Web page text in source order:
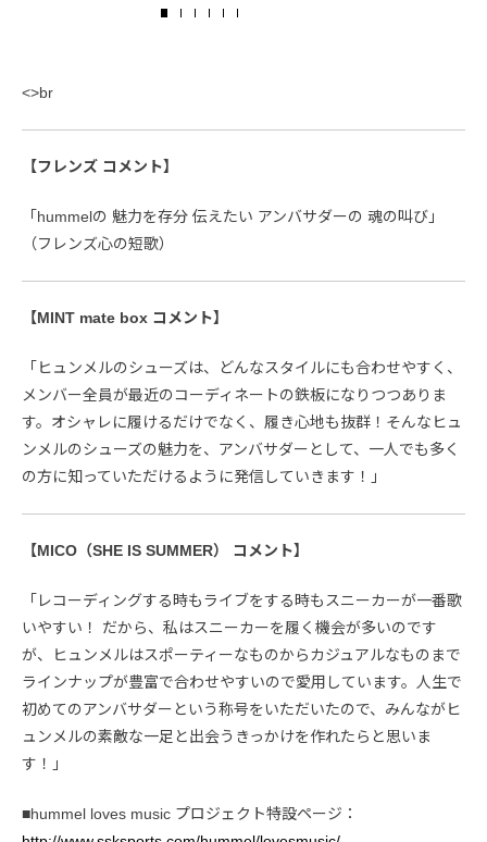
<>br
【フレンズ コメント】
「hummelの 魅力を存分 伝えたい アンバサダーの 魂の叫び」
（フレンズ心の短歌）
【MINT mate box コメント】
「ヒュンメルのシューズは、どんなスタイルにも合わせやすく、
メンバー全員が最近のコーディネートの鉄板になりつつありま
す。オシャレに履けるだけでなく、履き心地も抜群！そんなヒュ
ンメルのシューズの魅力を、アンバサダーとして、一人でも多く
の方に知っていただけるように発信していきます！」
【MICO（SHE IS SUMMER） コメント】
「レコーディングする時もライブをする時もスニーカーが一番歌
いやすい！ だから、私はスニーカーを履く機会が多いのです
が、ヒュンメルはスポーティーなものからカジュアルなものまで
ラインナップが豊富で合わせやすいので愛用しています。人生で
初めてのアンバサダーという称号をいただいたので、みんながヒ
ュンメルの素敵な一足と出会うきっかけを作れたらと思いま
す！」
■hummel loves music プロジェクト特設ページ：